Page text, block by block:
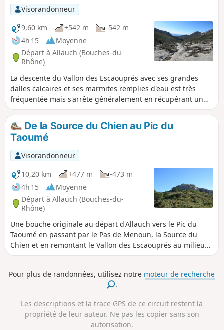
Visorandonneur
9,60 km
+542 m
-542 m
4h 15
Moyenne
Départ à Allauch (Bouches-du-
Rhône)
La descente du Vallon des Escaouprés avec ses grandes
dalles calcaires et ses marmites remplies d'eau est très
fréquentée mais s'arrête généralement en récupérant un
sentier parallèle après la Source du Chien. Cette boucle au
départ d'Allauch et passant par le Pic du Taoumé à la
particularité de continuer dans ce vallon après Tête Rouge,
difficile d'accès avec de gros blocs rocheux à franchir.
Ensuite, un retour par les Baumes des Pestiférés et le
Peynaou pour rejoindre le point de départ.
De la Source du Chien au Pic du
Taoumé
Visorandonneur
10,20 km
+477 m
-473 m
4h 15
Moyenne
Départ à Allauch (Bouches-du-
Rhône)
Une bouche originale au départ d'Allauch vers le Pic du
Taoumé en passant par le Pas de Menoun, la Source du
Chien et en remontant le Vallon des Escaouprés au milieu
des marmites calcaires remplies d'eau. En chemin, un
pourra voir jaillir de l'eau de son boyau, puis au retour, par
des anciennes galeries d'exploitation de bauxite. Le tout
paysages. (voir le § à proximité)
Pour plus de randonnées, utilisez notre moteur de recherche
.
Les descriptions et la trace GPS de ce circuit restent la
propriété de leur auteur. Ne pas les copier sans son
autorisation.